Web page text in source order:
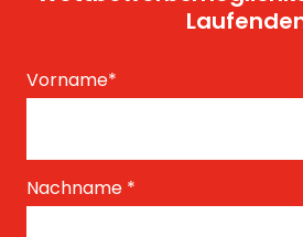
Vorname*
Nachname *